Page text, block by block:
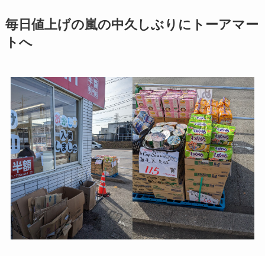
毎日値上げの嵐の中久しぶりにトーアマー
トへ